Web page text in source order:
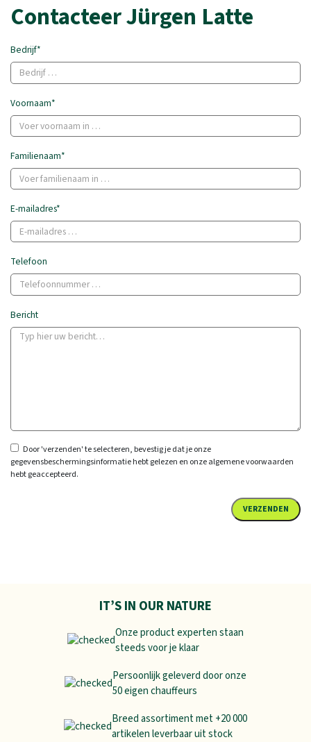
Contacteer Jürgen Latte
Bedrijf*
Voornaam*
Familienaam*
E-mailadres*
Telefoon
Bericht
Door 'verzenden' te selecteren, bevestig je dat je onze
gegevensbeschermingsinformatie hebt gelezen en onze algemene voorwaarden
hebt geaccepteerd.
IT’S IN OUR NATURE
Onze product experten staan
steeds voor je klaar
Persoonlijk geleverd door onze
50 eigen chauffeurs
Breed assortiment met +20 000
artikelen leverbaar uit stock